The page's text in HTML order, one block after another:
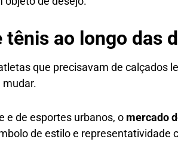
ao longo das
que precisavam de calçados
mudar.
e de esportes urbanos, o mercado
de estilo e representatividade